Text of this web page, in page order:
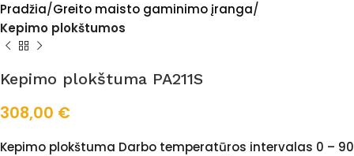
Pradžia Greito maisto gaminimo įranga
Kepimo plokštumos
Kepimo plokštuma PA211S
308,00 €
Kepimo plokštuma Darbo temperatūros intervalas 0 – 90